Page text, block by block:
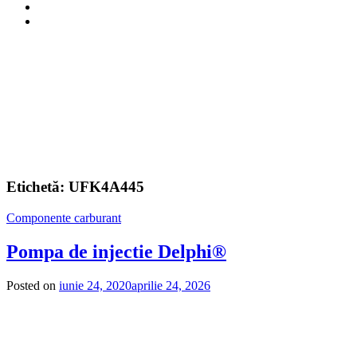
Etichetă: UFK4A445
Componente carburant
Pompa de injectie Delphi®
Posted on iunie 24, 2020aprilie 24, 2026